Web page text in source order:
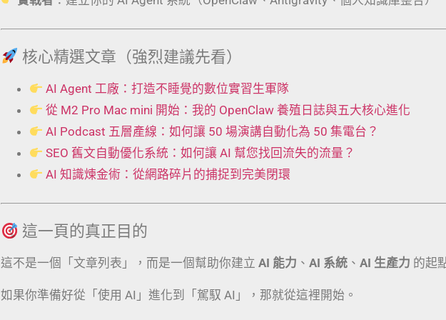
核心精選文章（強烈建議先看）
AI Agent 工廠：打造不睡覺的數位實習生軍隊
從 M2 Pro Mac mini 開始：我的 OpenClaw 養殖日誌與五大核心進化
AI Podcast 五層產線：如何讓 50 場演講自動化為 50 集電台？
SEO 舊文自動優化系統：如何讓 AI 幫您找回流失的流量？
AI 知識煉金術：從網路碎片的捕捉到完美閉環
這一頁的真正目的
這不是一個「文章列表」，而是一個幫助你建立 AI 能力 、 AI 系統 、 AI 生產力 的起
如果你準備好從「使用 AI」進化到「駕馭 AI」，那就從這裡開始。